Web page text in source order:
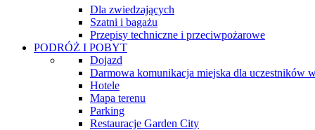
Dla zwiedzających
Szatni i bagażu
Przepisy techniczne i przeciwpożarowe
PODRÓŻ I POBYT
Dojazd
Darmowa komunikacja miejska dla uczestników
Hotele
Mapa terenu
Parking
Restauracje Garden City